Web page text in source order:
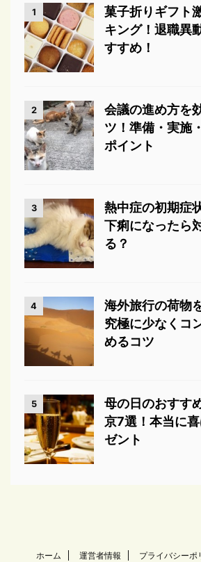
1
菓子折りギフト
キング！退職異
すすめ！
2
会議の進め方を
ツ！準備・実施
ポイント
3
熱中症の初期症
下痢になったら
る？
4
海外旅行の荷物
究極に少なくコ
めるコツ
5
母の日のおすす
京7選！本当に
ゼント
ホーム 運営者情報 プライバシーポ